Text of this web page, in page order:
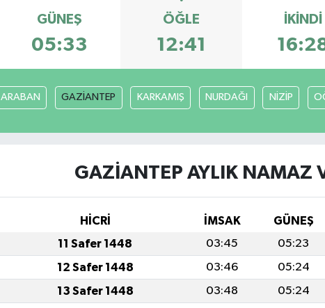
GÜNEŞ
05:33
ÖĞLE
12:41
İKINDI
ARABAN GAZİANTEP KARKAMIŞ NURDAĞI NİZİP
GAZİANTEP AYLIK NAMAZ
HİCRİ İMSAK GÜNEŞ
11 Safer 1448 03:45 05:23
12 Safer 1448 03:46 05:24
13 Safer 1448 03:48 05:24